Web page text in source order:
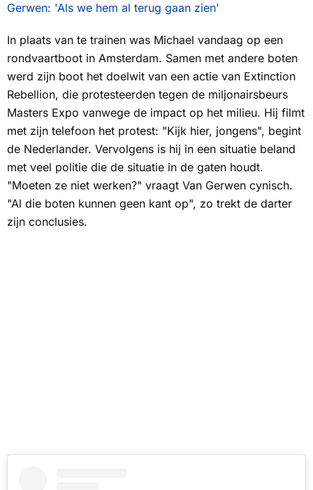
Gerwen: 'Als we hem al terug gaan zien'
In plaats van te trainen was Michael vandaag op een
rondvaartboot in Amsterdam. Samen met andere boten
werd zijn boot het doelwit van een actie van Extinction
Rebellion, die protesteerden tegen de miljonairsbeurs
Masters Expo vanwege de impact op het milieu. Hij filmt
met zijn telefoon het protest: "Kijk hier, jongens", begint
de Nederlander. Vervolgens is hij in een situatie beland
met veel politie die de situatie in de gaten houdt.
"Moeten ze niet werken?" vraagt Van Gerwen cynisch.
"Al die boten kunnen geen kant op", zo trekt de darter
zijn conclusies.